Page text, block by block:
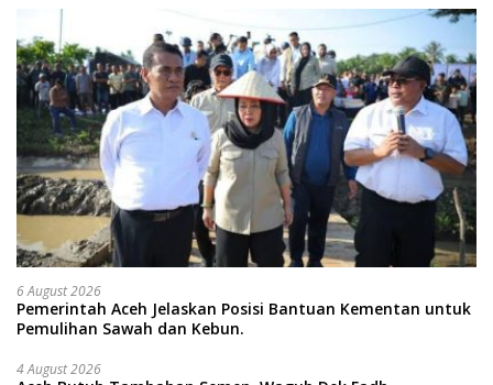
6 August 2026
Pemerintah Aceh Jelaskan Posisi Bantuan Kementan untuk
Pemulihan Sawah dan Kebun.
4 August 2026